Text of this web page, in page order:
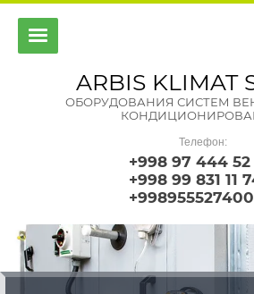
ARBIS KLIMAT
ОБОРУДОВАНИЯ СИСТЕМ
Телефон:
+998 97 444
+998 99 831 11
+998955527400